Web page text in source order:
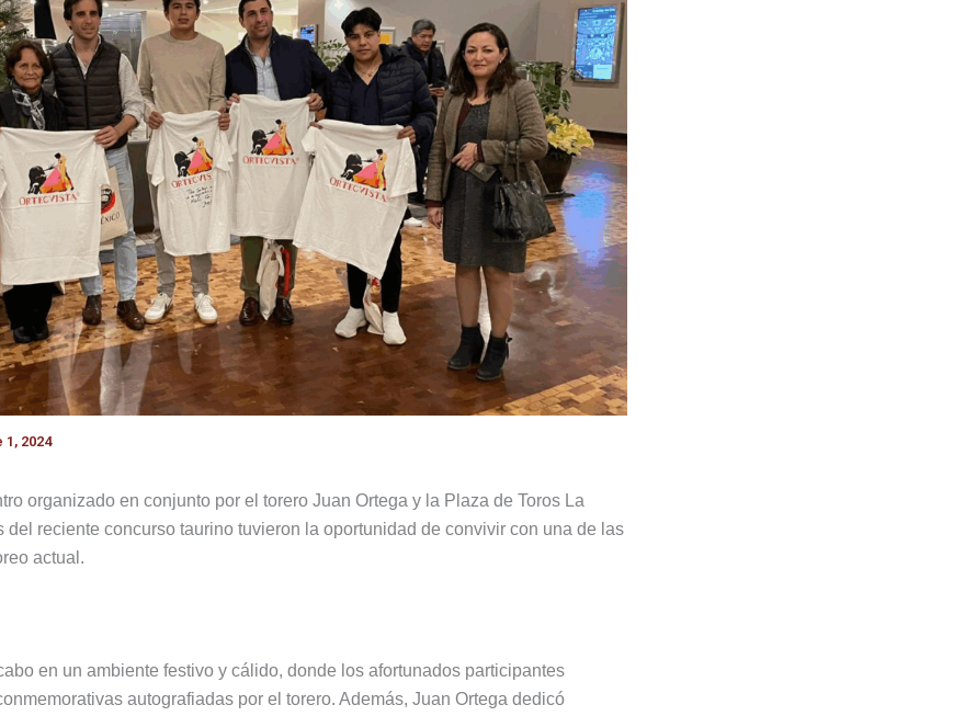
2024
organizado en conjunto por el torero Juan Ortega y la Plaza de Toros La
del reciente concurso taurino tuvieron la oportunidad de convivir con una de las
actual.
en un ambiente festivo y cálido, donde los afortunados participantes
autografiadas por el torero. Además, Juan Ortega dedicó